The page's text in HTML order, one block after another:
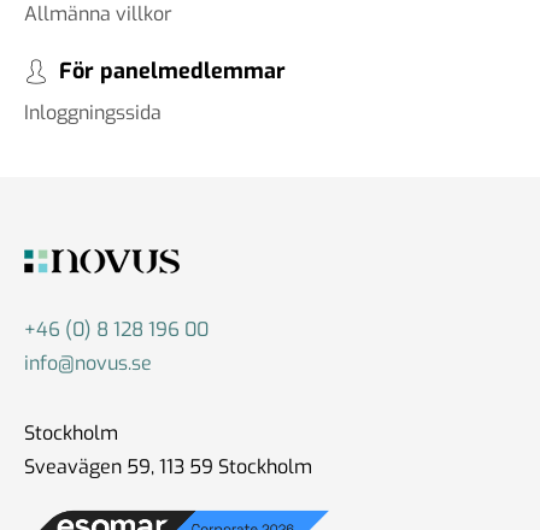
Allmänna villkor
För panelmedlemmar
Inloggningssida
+46 (0) 8 128 196 00
info@novus.se
Stockholm
Sveavägen 59, 113 59 Stockholm